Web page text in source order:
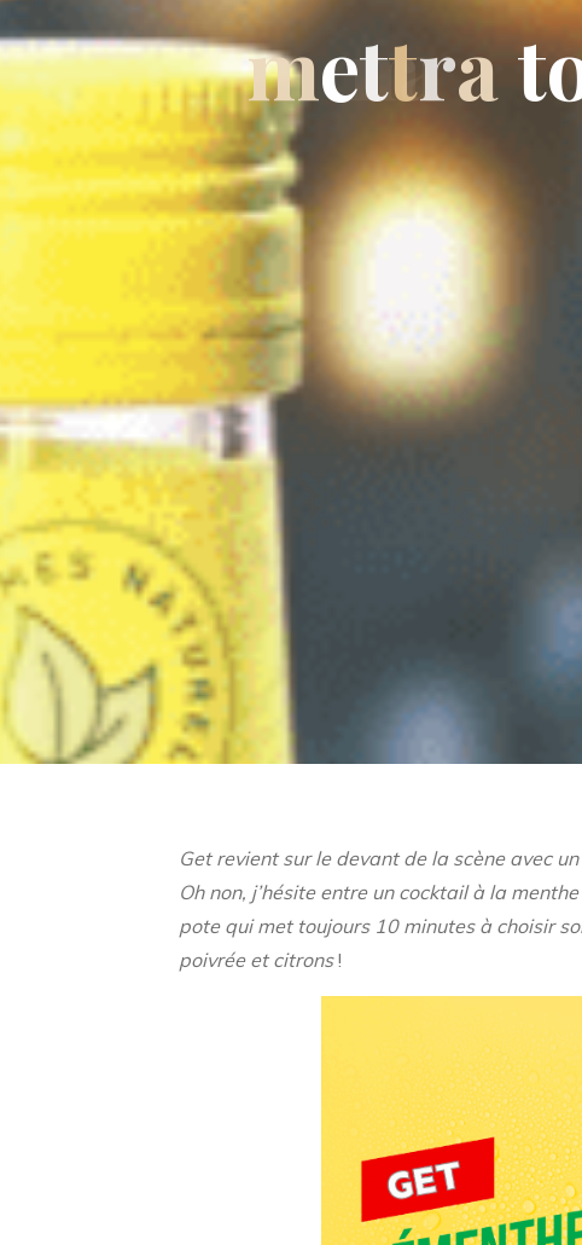
mettrat
Get revient sur le devant de la scène avec
Oh non, j’hésite entre un cocktail à la
pote qui met toujours 10 minutes à choisir
poivrée et citrons!